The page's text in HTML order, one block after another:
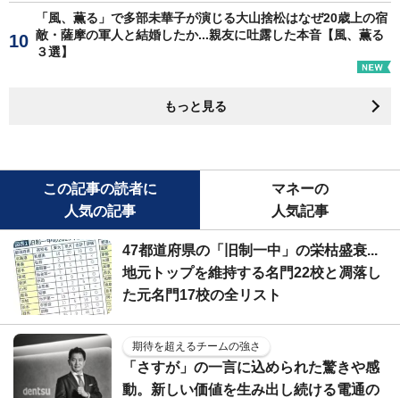
「風、薫る」で多部未華子が演じる大山捨松はなぜ20歳上の宿
敵・薩摩の軍人と結婚したか...親友に吐露した本音【風、薫る
３選】
もっと見る
この記事の読者に
人気の記事
マネーの
人気記事
47都道府県の「旧制一中」の栄枯盛衰...
地元トップを維持する名門22校と凋落し
た元名門17校の全リスト
期待を超えるチームの強さ
「さすが」の一言に込められた驚きや感
動。新しい価値を生み出し続ける電通の